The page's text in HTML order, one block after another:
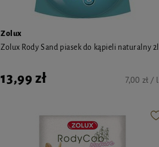
Zolux
Zolux Rody Sand piasek do kąpieli naturalny 2l
13,99 zł 7,00 zł / l